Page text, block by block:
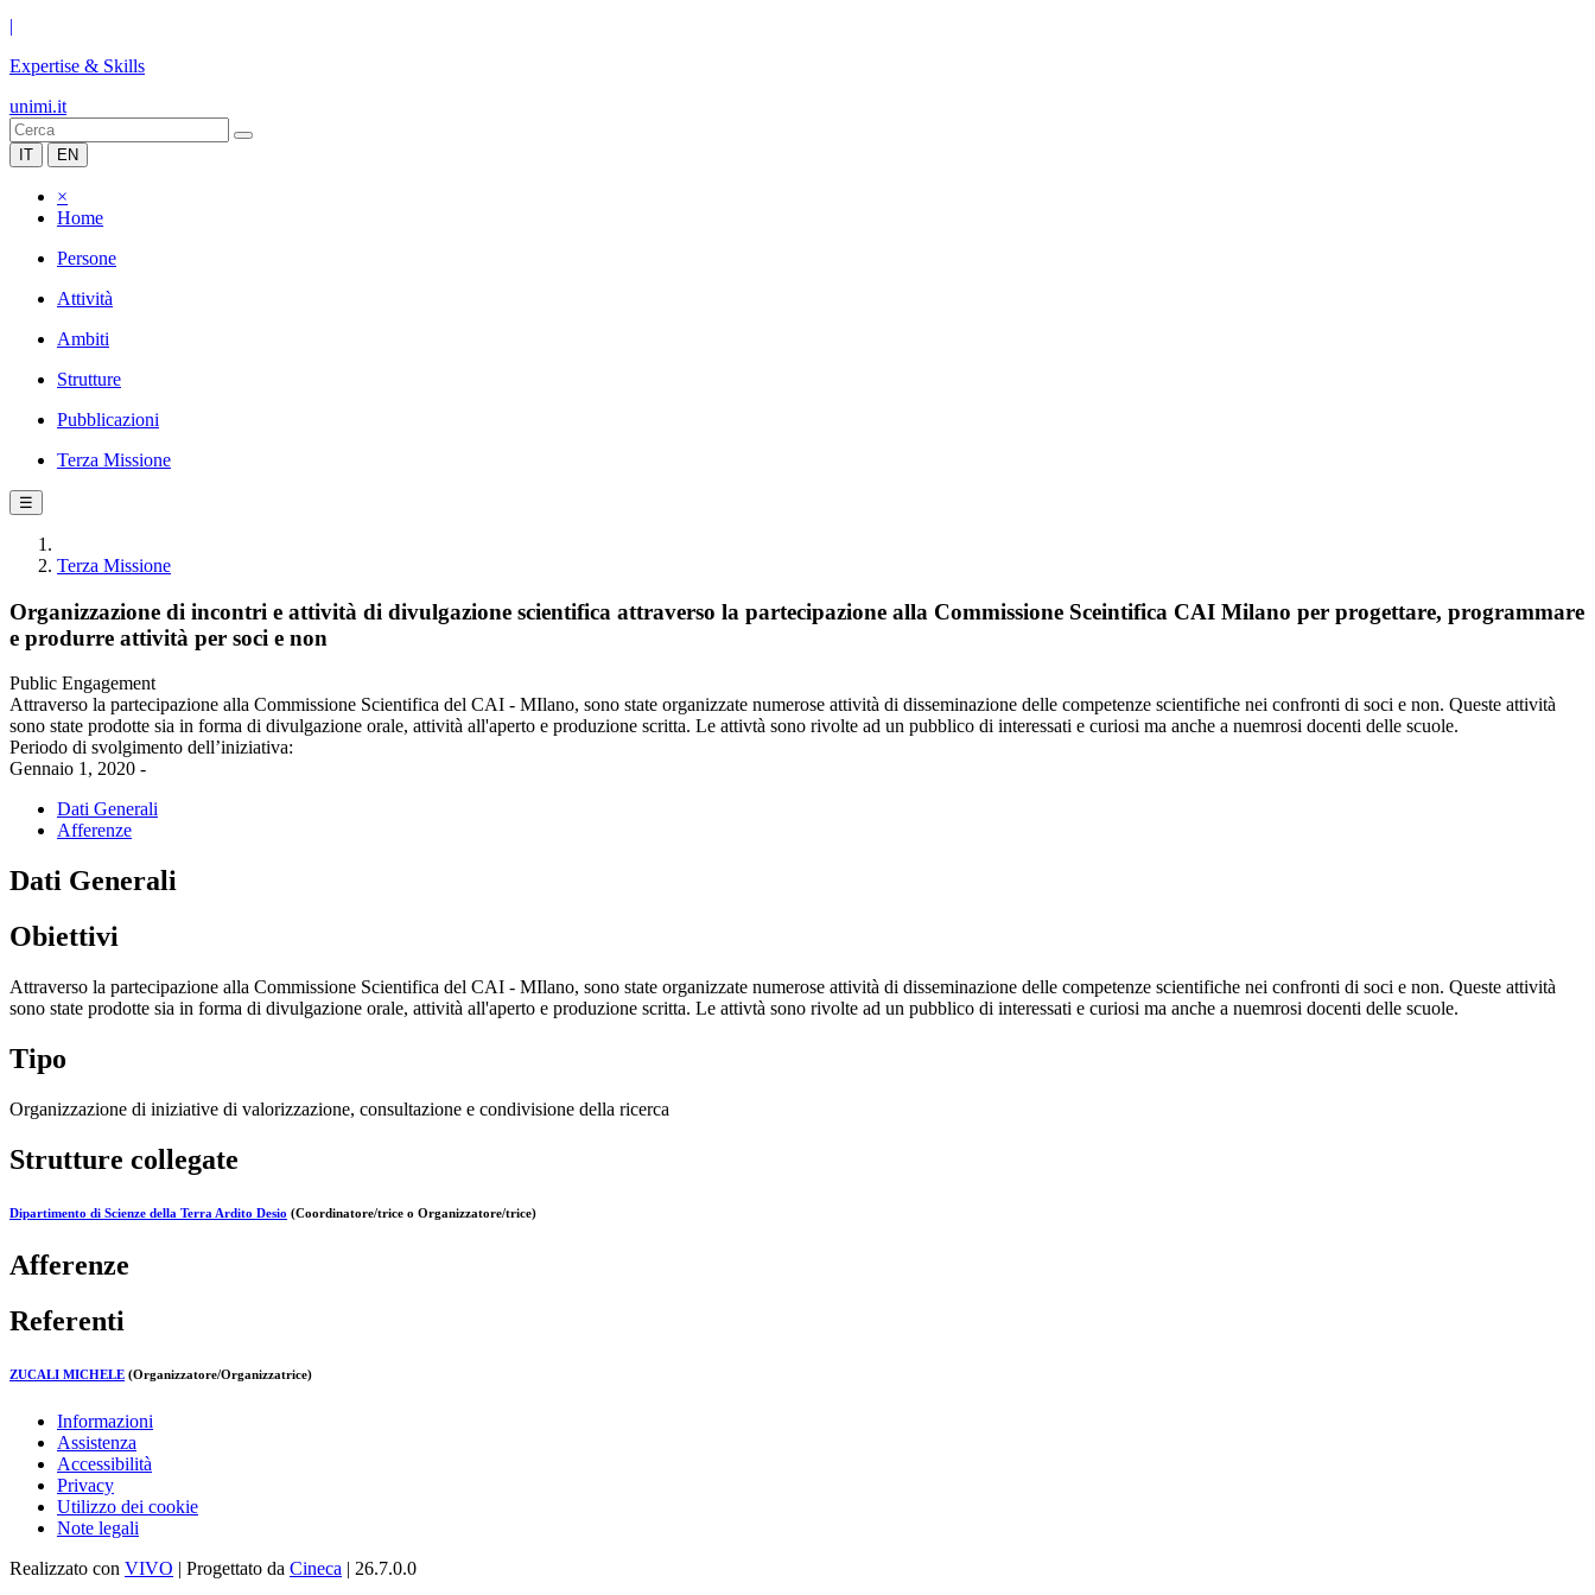
|
Expertise & Skills
unimi.it
IT EN
×
Home
Persone
Attività
Ambiti
Strutture
Pubblicazioni
Terza Missione
☰
Terza Missione
Organizzazione di incontri e attività di divulgazione scientifica attraverso la partecipazione alla Commissione Sceintifica CAI Milano per progettare, programmare
e produrre attività per soci e non
Public Engagement
Attraverso la partecipazione alla Commissione Scientifica del CAI - MIlano, sono state organizzate numerose attività di disseminazione delle competenze scientifiche nei confronti di soci e non. Queste attività
sono state prodotte sia in forma di divulgazione orale, attività all'aperto e produzione scritta. Le attivtà sono rivolte ad un pubblico di interessati e curiosi ma anche a nuemrosi docenti delle scuole.
Periodo di svolgimento dell’iniziativa:
Gennaio 1, 2020 -
Dati Generali
Afferenze
Dati Generali
Obiettivi
Attraverso la partecipazione alla Commissione Scientifica del CAI - MIlano, sono state organizzate numerose attività di disseminazione delle competenze scientifiche nei confronti di soci e non. Queste attività
sono state prodotte sia in forma di divulgazione orale, attività all'aperto e produzione scritta. Le attivtà sono rivolte ad un pubblico di interessati e curiosi ma anche a nuemrosi docenti delle scuole.
Tipo
Organizzazione di iniziative di valorizzazione, consultazione e condivisione della ricerca
Strutture collegate
Dipartimento di Scienze della Terra Ardito Desio (Coordinatore/trice o Organizzatore/trice)
Afferenze
Referenti
ZUCALI MICHELE (Organizzatore/Organizzatrice)
Informazioni
Assistenza
Accessibilità
Privacy
Utilizzo dei cookie
Note legali
Realizzato con VIVO | Progettato da Cineca | 26.7.0.0